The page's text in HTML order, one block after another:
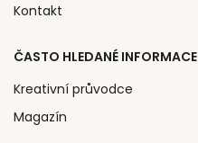
Kontakt
ČASTO HLEDANÉ INFORMACE
Kreativní průvodce
Magazín